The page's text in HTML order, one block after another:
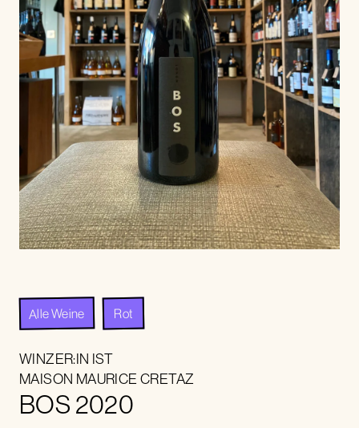
Alle Weine Rot
WINZER:IN IST
MAISON MAURICE CRETAZ
BOS 2020